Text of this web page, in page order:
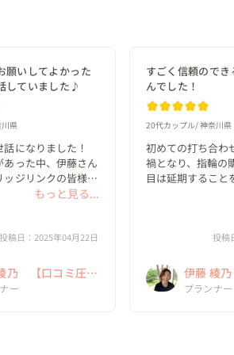
願いしてよかった
していました♪
県
になりました！
あった中、伊藤さん
ッジリンクの皆様に
いただいたおかげ
していました♪
産をし...
もっと見る...
投稿日：2025年04月22日
乃 【口コミ圧倒
！ 「NO」とは
ー
すごく信頼ので
んでした！
20代カップル 神奈川県
初めての打ち合わ
禍となり、指輪の
目は延期すること
しになったり、
と考えていたのか
しまいま...
投稿
伊藤 綾
的No.1
プランナー